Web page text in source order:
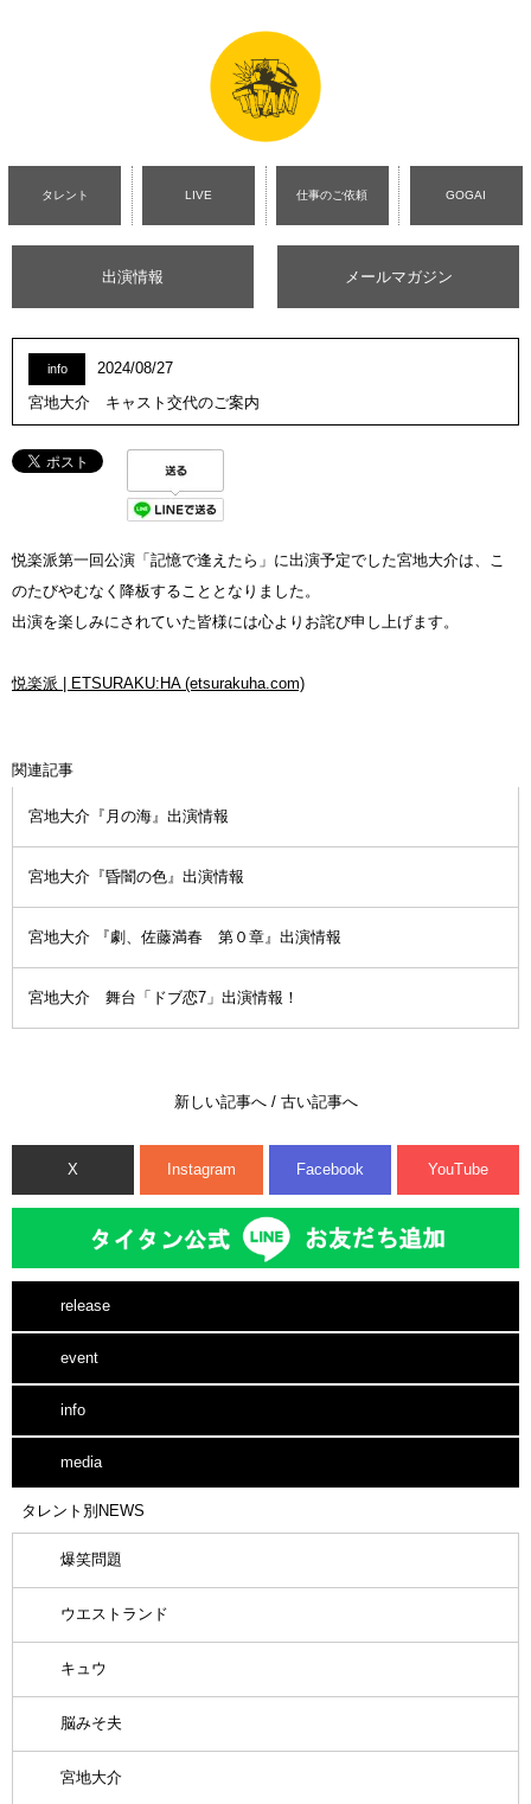
タレント LIVE 仕事のご依頼 GOGAI
出演情報 メールマガジン
info
2024/08/27
宮地大介 キャスト交代のご案内
悦楽派第一回公演「記憶で逢えたら」に出演予定でした宮地大介は、こ
のたびやむなく降板することとなりました。
出演を楽しみにされていた皆様には心よりお詫び申し上げます。
悦楽派 | ETSURAKU:HA (etsurakuha.com)
関連記事
宮地大介『月の海』出演情報
宮地大介『昏闇の色』出演情報
宮地大介 『劇、佐藤満春 第０章』出演情報
宮地大介 舞台「ドブ恋7」出演情報！
新しい記事へ/ 古い記事へ
X Instagram Facebook YouTube
release
event
info
media
タレント別NEWS
爆笑問題
ウエストランド
キュウ
脳みそ夫
宮地大介